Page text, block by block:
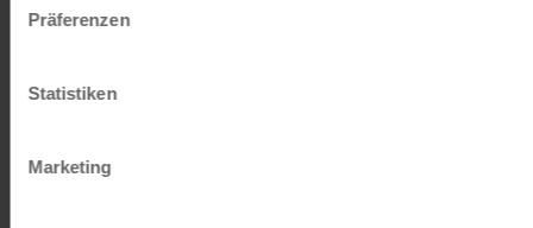
Impressum
Präferenzen
Statistiken
Marketing